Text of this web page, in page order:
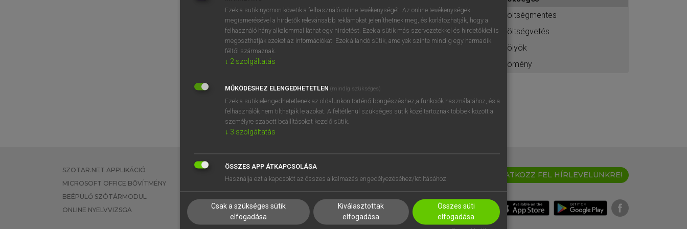
BELÉPÉS
próbaverziójának elindításához
regisztrálok ésbelépek.
REGISZTRÁCIÓ
költségmentes
költségvetés
kölyök
kömény
SZOTAR.NET APPLIKÁCIÓ
MICROSOFT OFFICE BŐVÍTMÉNY
BEÉPÜLŐ SZÓTÁRMODUL
ONLINE NYELVVIZSGA
EGYÉNI FELHASZNÁLÓKNAK
TANULÓKNAK
VÁLLALATI MEGOLDÁSOK
SÚGÓ
RÓLUNK
SÜTI BEÁLLÍTÁSOK
IRATKOZZ FEL HÍRLEVELÜNKRE!
Ezek a sütik nyomon követik a felhasználó online tevékenységét. Az online tevékenységek
megismerésével a hirdetők relevánsabb reklámokat jeleníthetnek meg, és korlátozhatják, hogy a
felhasználó hány alkalommal láthat egy hirdetést. Ezek a sütik más szervezetekkel és hirdetőkkel is
megoszthatják ezeket az információkat. Ezek állandó sütik, amelyek szinte mindig egy harmadik
féltől származnak.
↓ 2 szolgáltatás
MŰKÖDÉSHEZ ELENGEDHETETLEN (mindig szükséges)
Ezek a sütik elengedhetetlenek az oldalunkon történő böngészéshez,a funkciók használatához, és a
felhasználók nem tilthatják le azokat. A feltétlenül szükséges sütik közé tartoznak többek között a
személyre szabott beállításokat kezelő sütik.
↓ 3 szolgáltatás
ÖSSZES APP ÁTKAPCSOLÁSA
Használja ezt a kapcsolót az összes alkalmazás engedélyezéséhez/letiltásához.
Csak a szükséges sütik
elfogadása
Kiválasztottak
elfogadása
Összes süti
elfogadása